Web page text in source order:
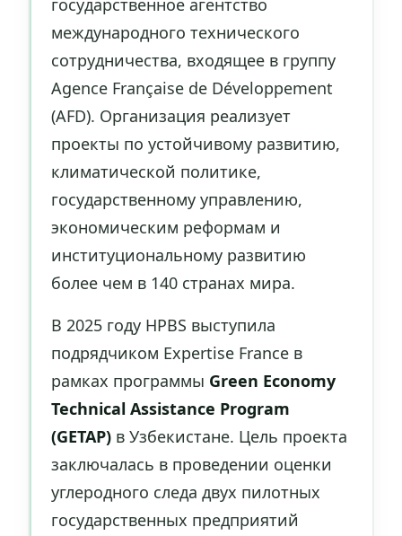
государственное агентство
международного технического
сотрудничества, входящее в группу
Agence Française de Développement
(AFD). Организация реализует
проекты по устойчивому развитию,
климатической политике,
государственному управлению,
экономическим реформам и
институциональному развитию
более чем в 140 странах мира.
В 2025 году HPBS выступила
подрядчиком Expertise France в
рамках программы Green Economy
Technical Assistance Program
(GETAP) в Узбекистане. Цель проекта
заключалась в проведении оценки
углеродного следа двух пилотных
государственных предприятий